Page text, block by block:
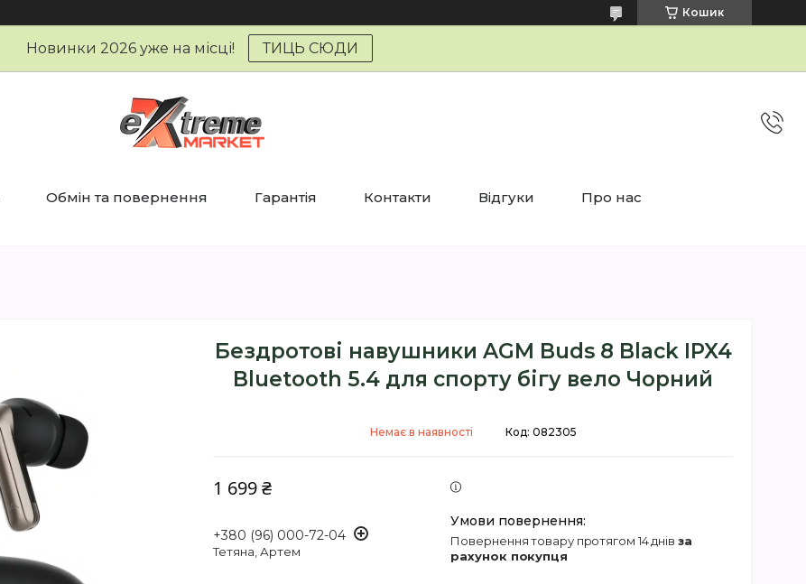
Кошик
Новинки 2026 уже на місці! ТИЦЬ СЮДИ
Обмін та повернення Гарантія Контакти Відгуки Про нас
Бездротові навушники AGM Buds 8 Black IPX4
Bluetooth 5.4 для спорту бігу вело Чорний
Немає в наявності Код: 082305
1 699 ₴
+380 (96) 000-72-04
Тетяна, Артем
повернення товару протягом 14 днів за
рахунок покупця